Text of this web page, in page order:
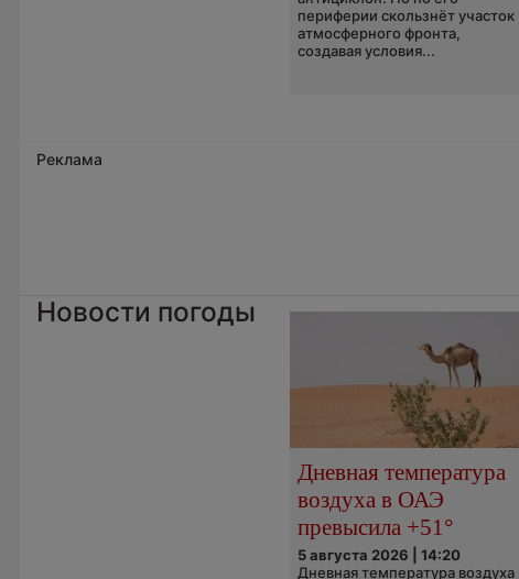
периферии скользнёт участок
атмосферного фронта,
создавая условия...
Реклама
Новости погоды
Дневная температура
воздуха в ОАЭ
превысила +51°
5 августа 2026 | 14:20
Дневная температура воздуха